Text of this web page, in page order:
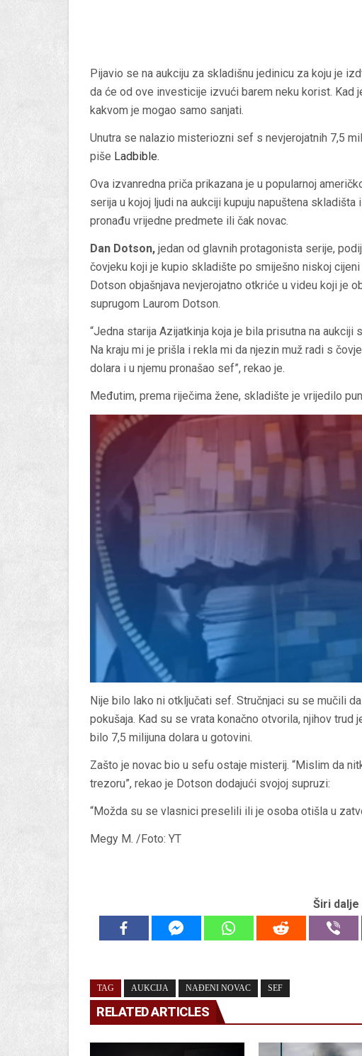
Pijavio se na aukciju za skladišnu jedinicu za koju je
da će od ove investicije izvući barem neku korist. Kad
kakvom je mogao samo sanjati.
Unutra se nalazio misteriozni sef s nevjerojatnih 7,5
piše Ladbible.
Ova izvanredna priča prikazana je u popularnoj
serija u kojoj ljudi na aukciji kupuju napuštena
pronađu vrijedne predmete ili čak novac.
Dan Dotson, jedan od glavnih protagonista serije,
čovjeku koji je kupio skladište po smiješno niskoj
Dotson objašnjava nevjerojatno otkriće u videu koji je
suprugom Laurom Dotson.
“Jedna starija Azijatkinja koja je bila prisutna na
Na kraju mi ​​je prišla i rekla mi da njezin muž radi s
dolara i u njemu pronašao sef”, rekao je.
Međutim, prema riječima žene, skladište je vrijedilo
Nije bilo lako ni otključati sef. Stručnjaci su se mučili
pokušaja. Kad su se vrata konačno otvorila, njihov trud
bilo 7,5 milijuna dolara u gotovini.
Zašto je novac bio u sefu ostaje misterij. “Mislim da
trezoru”, rekao je Dotson dodajući svojoj supruzi:
“Možda su se vlasnici preselili ili je osoba otišla u
Megy M. /Foto: YT
Širi dalje
TAG AUKCIJA NAĐENI NOVAC SEF
RELATED ARTICLES